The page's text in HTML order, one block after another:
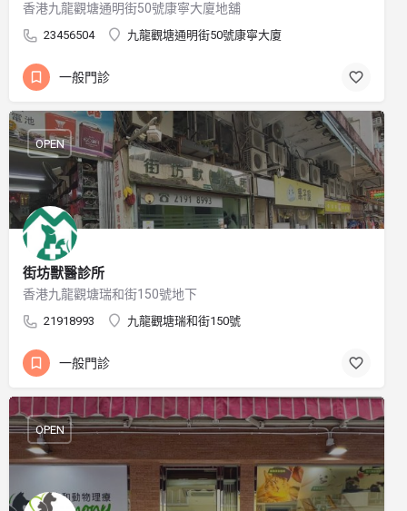
香港九龍觀塘通明街50號康寧大廈地舖
23456504 九龍觀塘通明街50號康寧大廈
一般門診
街坊獸醫診所
香港九龍觀塘瑞和街150號地下
21918993 九龍觀塘瑞和街150號
OPEN
一般門診
OPEN